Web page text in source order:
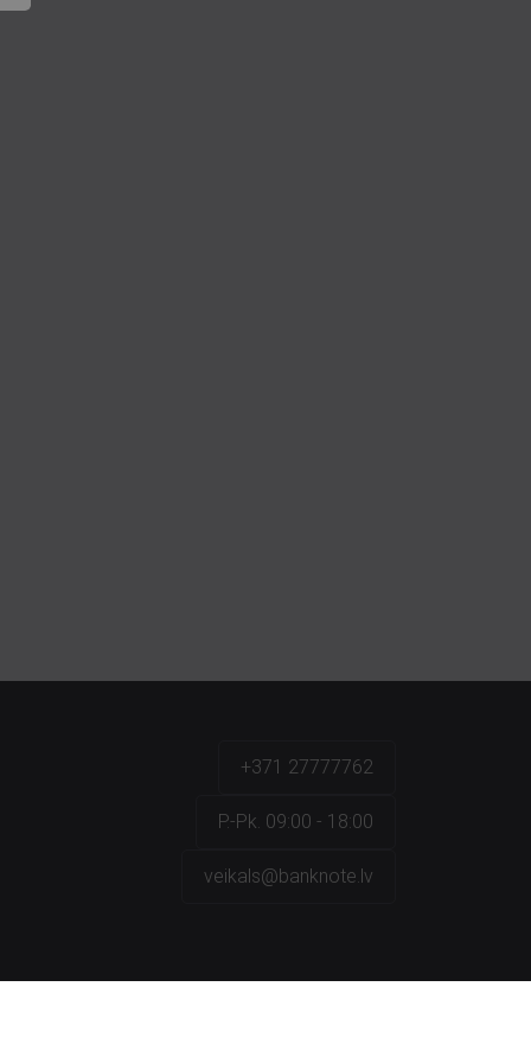
+371 27777762
P.-Pk. 09:00 - 18:00
veikals@banknote.lv